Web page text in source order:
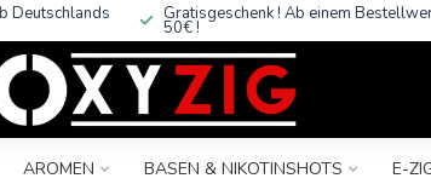
Deutschlands Gratisgeschenk ! Ab einem
50€ !
AROMEN BASEN & NIKOTINSHOTS E-